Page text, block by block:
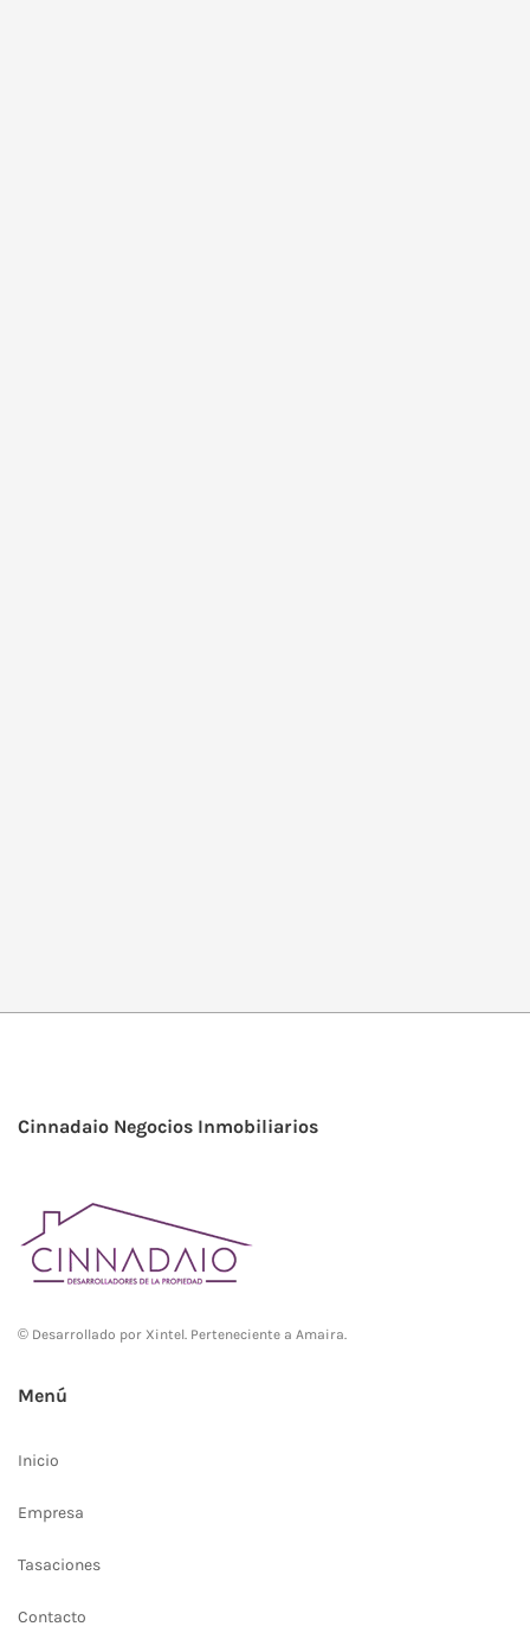
Cinnadaio Negocios Inmobiliarios
© Desarrollado por Xintel . Perteneciente a Amaira.
Menú
Inicio
Empresa
Tasaciones
Contacto